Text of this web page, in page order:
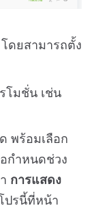
ดยสามารถตั้ง
โมชั่น เช่น
พร้อมเลือก
กำหนดช่วง
การแสดง
ปรนี้ที่หน้า